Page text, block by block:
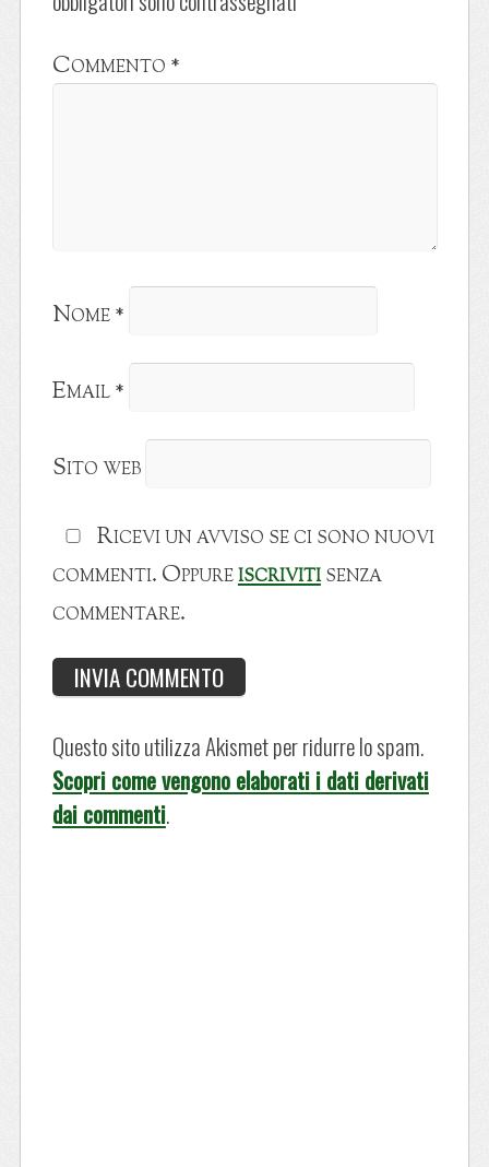
Commento *
Nome*
Email*
Sito web
Ricevi un avviso se ci sono nuovi
commenti. Oppureiscrivitisenza
commentare.
Questo sito utilizza Akismet per ridurre lo spam.
Scopri come vengono elaborati i dati derivati
dai commenti.